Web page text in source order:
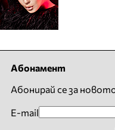
Абонамент
Абонирай се за
E-mail